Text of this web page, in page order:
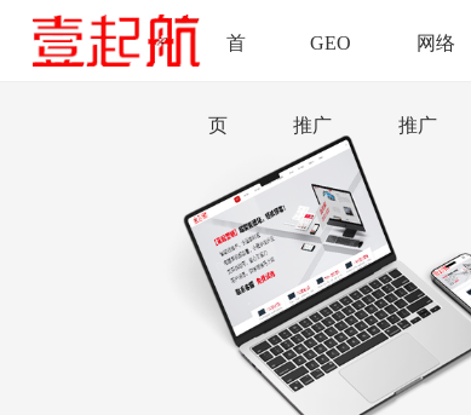
首
页
GEO
推广
网络
推广